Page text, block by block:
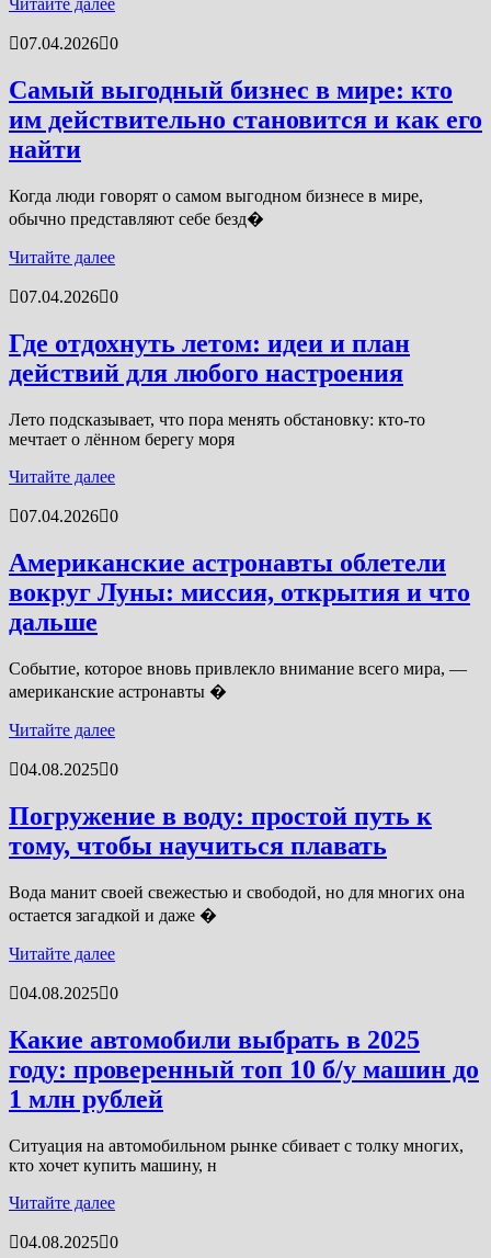
Читайте далее
07.04.2026 0
Самый выгодный бизнес в мире: кто
им действительно становится и как его
найти
Когда люди говорят о самом выгодном бизнесе в мире,
обычно представляют себе безд�
Читайте далее
07.04.2026 0
Где отдохнуть летом: идеи и план
действий для любого настроения
Лето подсказывает, что пора менять обстановку: кто-то
мечтает о лённом берегу моря
Читайте далее
07.04.2026 0
Американские астронавты облетели
вокруг Луны: миссия, открытия и что
дальше
Событие, которое вновь привлекло внимание всего мира, —
американские астронавты �
Читайте далее
04.08.2025 0
Погружение в воду: простой путь к
тому, чтобы научиться плавать
Вода манит своей свежестью и свободой, но для многих она
остается загадкой и даже �
Читайте далее
04.08.2025 0
Какие автомобили выбрать в 2025
году: проверенный топ 10 б/у машин до
1 млн рублей
Ситуация на автомобильном рынке сбивает с толку многих,
кто хочет купить машину, н
Читайте далее
04.08.2025 0